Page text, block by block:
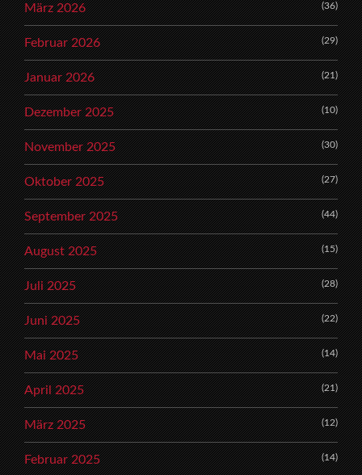
März 2026 (36)
Februar 2026 (29)
Januar 2026 (21)
Dezember 2025 (10)
November 2025 (30)
Oktober 2025 (27)
September 2025 (44)
August 2025 (15)
Juli 2025 (28)
Juni 2025 (22)
Mai 2025 (14)
April 2025 (21)
März 2025 (12)
Februar 2025 (14)